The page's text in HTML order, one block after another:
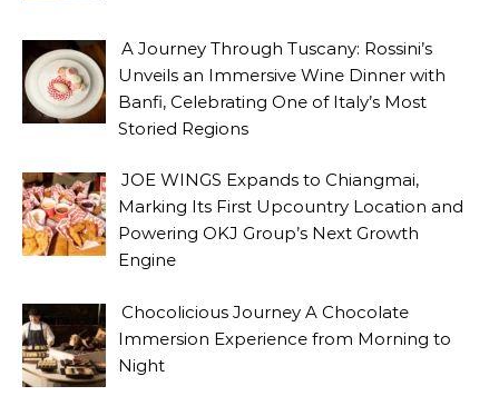
A Journey Through Tuscany: Rossini’s
Unveils an Immersive Wine Dinner with
Banfi, Celebrating One of Italy’s Most
Storied Regions
JOE WINGS Expands to Chiangmai,
Marking Its First Upcountry Location and
Powering OKJ Group’s Next Growth
Engine
Chocolicious Journey A Chocolate
Immersion Experience from Morning to
Night